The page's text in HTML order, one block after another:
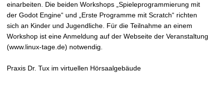
einarbeiten. Die beiden Workshops „Spieleprogrammierung mit
der Godot Engine“ und „Erste Programme mit Scratch“ richten
sich an Kinder und Jugendliche. Für die Teilnahme an einem
Workshop ist eine Anmeldung auf der Webseite der Veranstaltung
(www.linux-tage.de) notwendig.
Praxis Dr. Tux im virtuellen Hörsaalgebäude